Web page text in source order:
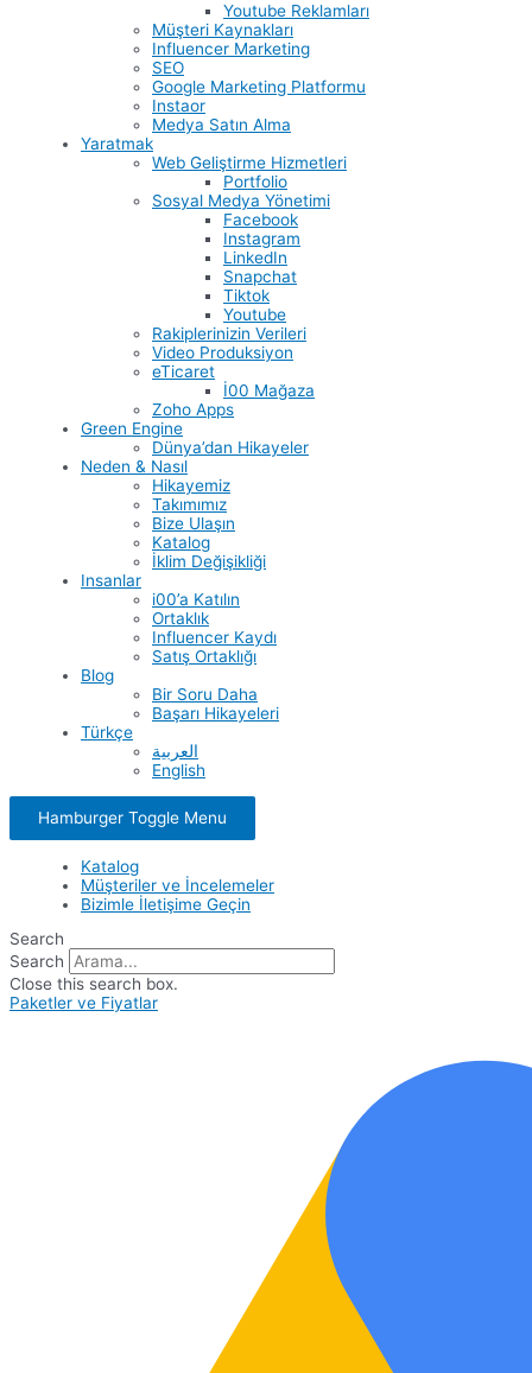
Youtube Reklamları
Müşteri Kaynakları
Influencer Marketing
SEO
Google Marketing Platformu
Instaor
Medya Satın Alma
Yaratmak
Web Geliştirme Hizmetleri
Portfolio
Sosyal Medya Yönetimi
Facebook
Instagram
LinkedIn
Snapchat
Tiktok
Youtube
Rakiplerinizin Verileri
Video Produksiyon
eTicaret
İ00 Mağaza
Zoho Apps
Green Engine
Dünya’dan Hikayeler
Neden & Nasıl
Hikayemiz
Takımımız
Bize Ulaşın
Katalog
İklim Değişikliği
Insanlar
i00’a Katılın
Ortaklık
Influencer Kaydı
Satış Ortaklığı
Blog
Bir Soru Daha
Başarı Hikayeleri
Türkçe
العربية
English
Hamburger Toggle Menu
Katalog
Müşteriler ve İncelemeler
Bizimle İletişime Geçin
Search
Search
Close this search box.
Paketler ve Fiyatlar